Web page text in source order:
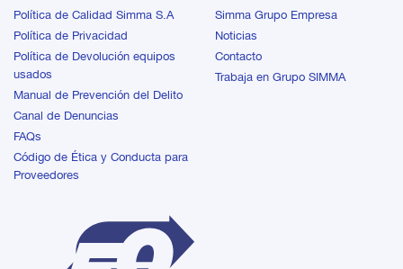
nuestros clientes. El Uso de
piezas originales se traduce
en una larga vida útil para
tus equipos.
Política de Calidad Simma S.A
Política de Privacidad
Política de Devolución equipos
usados
Manual de Prevención del Delito
Canal de Denuncias
FAQs
Código de Ética y Conducta para
Proveedores
Simma Grupo Empresa
Noticias
Contacto
Trabaja en Grupo SIMMA